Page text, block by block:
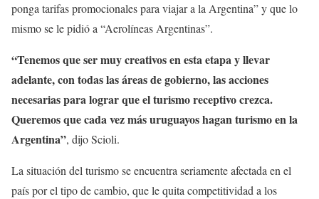
ponga tarifas promocionales para viajar a la Argentina” y que lo
mismo se le pidió a “Aerolíneas Argentinas”.
“Tenemos que ser muy creativos en esta etapa y llevar
adelante, con todas las áreas de gobierno, las acciones
necesarias para lograr que el turismo receptivo crezca.
Queremos que cada vez más uruguayos hagan turismo en la
Argentina”, dijo Scioli.
La situación del turismo se encuentra seriamente afectada en el
país por el tipo de cambio, que le quita competitividad a los